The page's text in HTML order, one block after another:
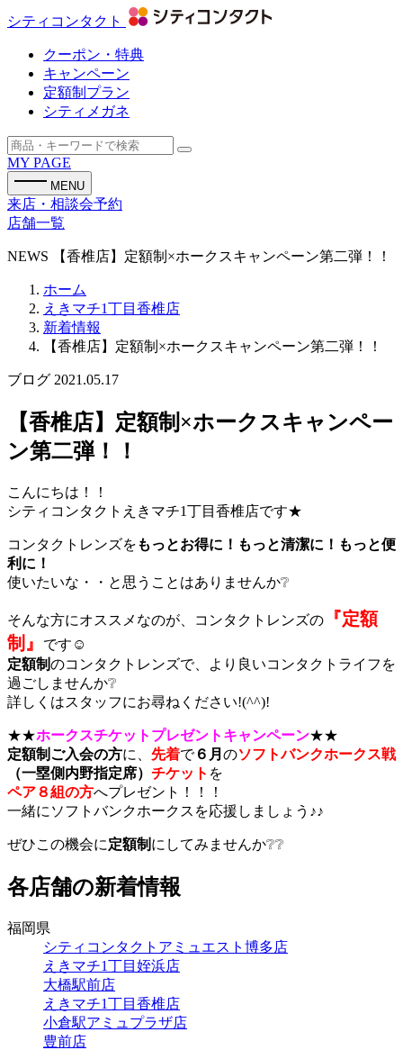
シティコンタクト
クーポン・特典
キャンペーン
定額制プラン
シティメガネ
MY PAGE
MENU
来店・相談会予約
店舗一覧
NEWS 【香椎店】定額制×ホークスキャンペーン第二弾！！
ホーム
えきマチ1丁目香椎店
新着情報
【香椎店】定額制×ホークスキャンペーン第二弾！！
ブログ 2021.05.17
【香椎店】定額制×ホークスキャンペー
ン第二弾！！
こんにちは！！
シティコンタクトえきマチ1丁目香椎店です★
コンタクトレンズを もっとお得に！もっと清潔に！もっと便
利に！
使いたいな・・と思うことはありませんか❔
そんな方にオススメなのが、コンタクトレンズの
『定額
制』
です☺
定額制のコンタクトレンズで、より良いコンタクトライフを
過ごしませんか❔
詳しくはスタッフにお尋ねください!(^^)!
★★ホークスチケットプレゼントキャンペーン★★
定額制ご入会の方に、 先着で６月 のソフトバンクホークス戦
（一塁側内野指定席） チケット を
ペア８組の方へプレゼント！！！
一緒にソフトバンクホークスを応援しましょう♪♪
ぜひこの機会に定額制 にしてみませんか❔❔
各店舗の新着情報
福岡県
シティコンタクトアミュエスト博多店
えきマチ1丁目姪浜店
大橋駅前店
えきマチ1丁目香椎店
小倉駅アミュプラザ店
豊前店